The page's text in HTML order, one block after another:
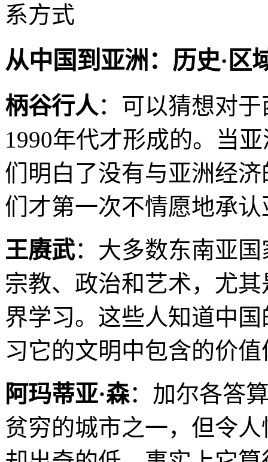
从中国到亚洲：历史·区
柄谷行人：可以猜想对
1990年代才形成的。当
们明白了没有与亚洲经
们才第一次不情愿地承认
王赓武：大多数东南亚
宗教、政治和艺术，尤
界学习。这些人知道中
习它的文明中包含的价
阿玛蒂亚·森：加尔各答
贫穷的城市之一，但令